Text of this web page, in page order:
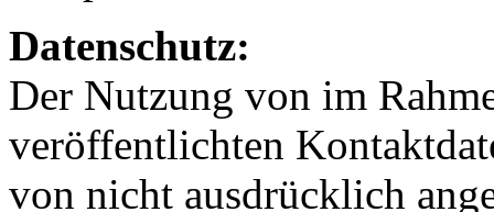
Datenschutz:
Der Nutzung von im
veröffentlichten
von nicht ausdrücklich